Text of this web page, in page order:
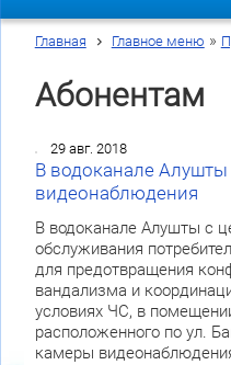
Главная Главное меню »
Абонентам
29 авг. 2018
В водоканале
видеонаблюдения
В водоканале Алушты с
обслуживания
для предотвращения
вандализма и
условиях ЧС, в
расположенного по ул.
камеры